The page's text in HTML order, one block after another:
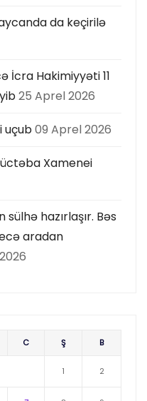
da keçirilə
İcra Hakimiyyəti 11
25 Aprel 2026
uçub09 Aprel 2026
Xamenei
hazırlaşır. Bəs
aradan
C Ş B
1 2